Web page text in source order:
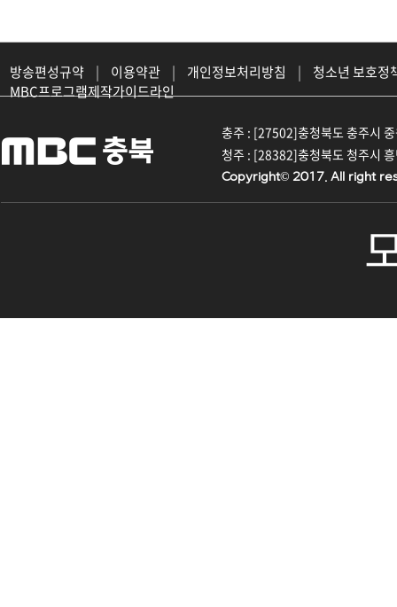
방송편성규약 | 이용약관 | 개인정보처리방침 |
청소년 보호정
MBC프로그램제작가이드라인
충주 : [27502]충청북도 충주시
청주 : [28382]충청북도 청주시
Copyright© 2017. All right